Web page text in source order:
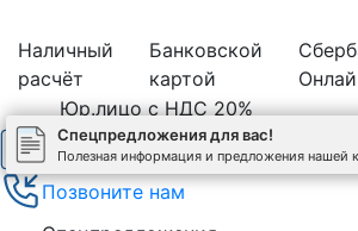
Наличный
расчёт
Банковской
картой
Юр.лицо с НДС 20%
Спецпредложения для вас!
Полезная информация и предложения нашей
Рассчитать стоимость бетона
Позвоните нам